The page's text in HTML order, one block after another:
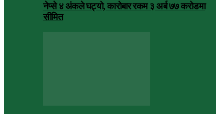
नेप्से ४ अंकले घट्यो, कारोबार रकम ३ अर्ब ७७ करोडमा
सीमित